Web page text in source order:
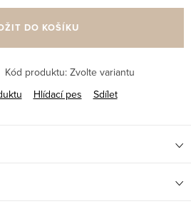
DO KOŠÍKU
Kód produktu: Zvolte variantu
Hlídací pes Sdílet